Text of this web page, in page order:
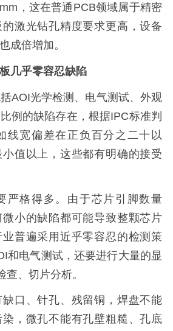
，这在普通PCB领域属于精密
激光钻孔精度要求更高，设备
成倍增加。
几乎零容忍缺陷
AOI光学检测、电气测试、外观
例的缺陷存在，根据IPC标准判
线宽偏差在正负百分之二十以
值以上，这些都有明确的接受
严格得多。由于芯片引脚数量
小的缺陷都可能导致整颗芯片
普遍采用近乎零容忍的检测策
和电气测试，还要进行大量的显
、切片分析。
口、针孔、残留铜，焊盘不能
，微孔不能有孔壁粗糙、孔底